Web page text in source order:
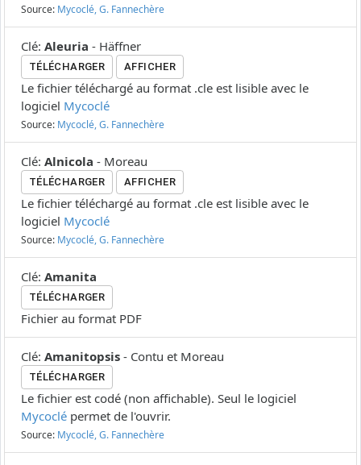
Source: Mycoclé, G. Fannechère
Clé: Aleuria - Häffner
TÉLÉCHARGER AFFICHER
Le fichier téléchargé au format .cle est lisible avec le
logiciel Mycoclé
Source: Mycoclé, G. Fannechère
Clé: Alnicola - Moreau
TÉLÉCHARGER AFFICHER
Le fichier téléchargé au format .cle est lisible avec le
logiciel Mycoclé
Source: Mycoclé, G. Fannechère
Clé: Amanita
TÉLÉCHARGER
Fichier au format PDF
Clé: Amanitopsis - Contu et Moreau
TÉLÉCHARGER
Le fichier est codé (non affichable). Seul le logiciel
Mycoclé permet de l'ouvrir.
Source: Mycoclé, G. Fannechère